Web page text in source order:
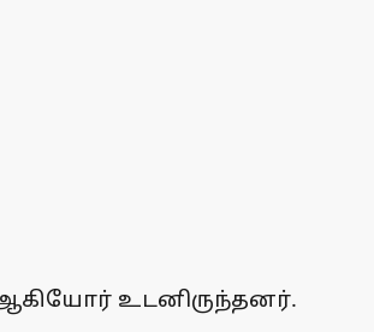
உடனிருந்தனர்.